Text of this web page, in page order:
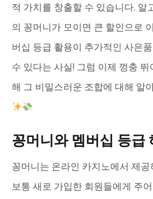
적 가치를 창출할 수 있습니다. 알
의 꽁머니가 모이면 큰 할인으로
버십 등급 활용이 추가적인 사은
수 있다는 사실! 그럼 이제 껑충
해 그 비밀스러운 조합에 대해 알
꽁머니와 멤버십 등급
꽁머니는 온라인 카지노에서 제
보통 새로 가입한 회원들에게 주